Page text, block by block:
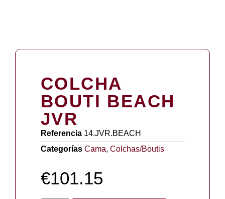
COLCHA
BOUTI BEACH
JVR
Referencia 14.JVR.BEACH
Categorías Cama, Colchas/Boutis
€101.15